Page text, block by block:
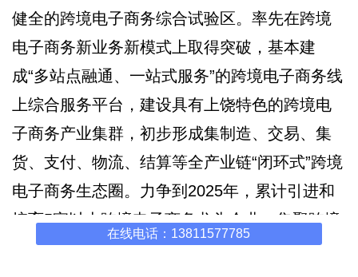
健全的跨境电子商务综合试验区。率先在跨境
电子商务新业务新模式上取得突破，基本建
成“多站点融通、一站式服务”的跨境电子商务线
上综合服务平台，建设具有上饶特色的跨境电
子商务产业集群，初步形成集制造、交易、集
货、支付、物流、结算等全产业链“闭环式”跨境
电子商务生态圈。力争到2025年，累计引进和
培育5家以上跨境电子商务龙头企业，集聚跨境
电子商务企业1000家以上，培育30个以上跨境
在线电话：13811577785